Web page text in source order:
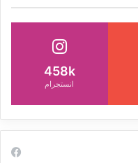
458k
انستجرام